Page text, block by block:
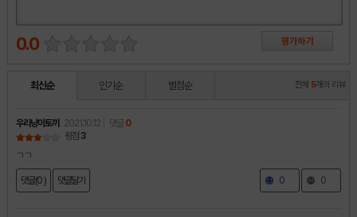
0.0
최신순 인기순 별점순 전체 5개의 리뷰
우리냥이토끼 2021.10.12 댓글 0
평점 3
ㄱㄱ
댓글(0 ) 댓글달기 0 0